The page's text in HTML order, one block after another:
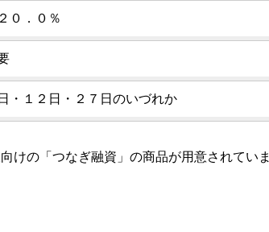
０．０％
・１２日・２７日のいづれか
けの「つなぎ融資」の商品が用意されていま